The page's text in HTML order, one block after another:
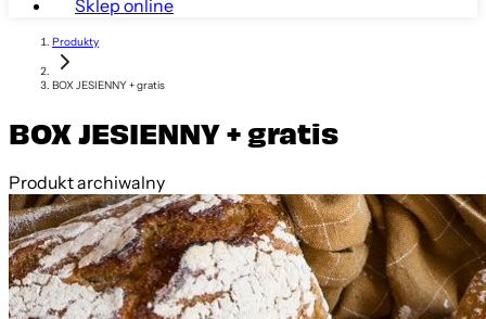
Sklep online
Produkty
BOX JESIENNY + gratis
BOX JESIENNY + gratis
Produkt archiwalny